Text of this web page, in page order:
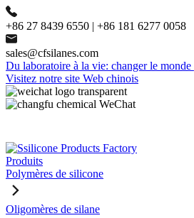
+86 27 8439 6550 | +86 181 6277 0058
sales@cfsilanes.com
Du laboratoire à la vie: changer le
Visitez notre site Web chinois
Produits
Polymères de silicone
Oligomères de silane